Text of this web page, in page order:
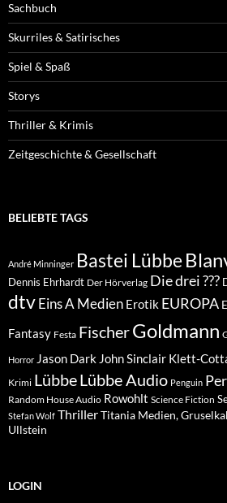
Sachbuch
Skurriles & Satirisches
Spiel & Spaß
Storys
Thriller & Krimis
Zeitgeschichte & Gesellschaft
BELIEBTE TAGS
André Minninger Bastei Lübbe
Dennis Ehrhardt Der Hörverlag Die drei ???
dtvEins A Medien Erotik EUROPA
Fantasy Festa FischerGoldmann
Horror Jason Dark John Sinclair Klett-
Krimi LübbeLübbe Audio Penguin
Random House Audio Rowohlt Science Fiction
Stefan Wolf ThrillerTitania Medien,
Ullstein
LOGIN